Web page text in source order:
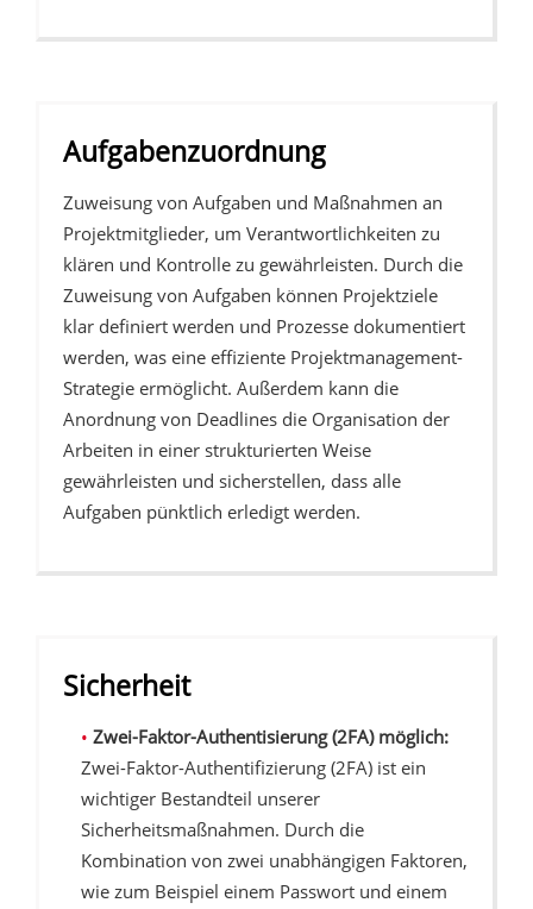
Aufgabenzuordnung
Zuweisung von Aufgaben und Maßnahmen an
Projektmitglieder, um Verantwortlichkeiten zu
klären und Kontrolle zu gewährleisten. Durch die
Zuweisung von Aufgaben können Projektziele
klar definiert werden und Prozesse dokumentiert
werden, was eine effiziente Projektmanagement-
Strategie ermöglicht. Außerdem kann die
Anordnung von Deadlines die Organisation der
Arbeiten in einer strukturierten Weise
gewährleisten und sicherstellen, dass alle
Aufgaben pünktlich erledigt werden.
Sicherheit
Zwei-Faktor-Authentisierung (2FA) möglich:
Zwei-Faktor-Authentifizierung (2FA) ist ein
wichtiger Bestandteil unserer
Sicherheitsmaßnahmen. Durch die
Kombination von zwei unabhängigen Faktoren,
wie zum Beispiel einem Passwort und einem